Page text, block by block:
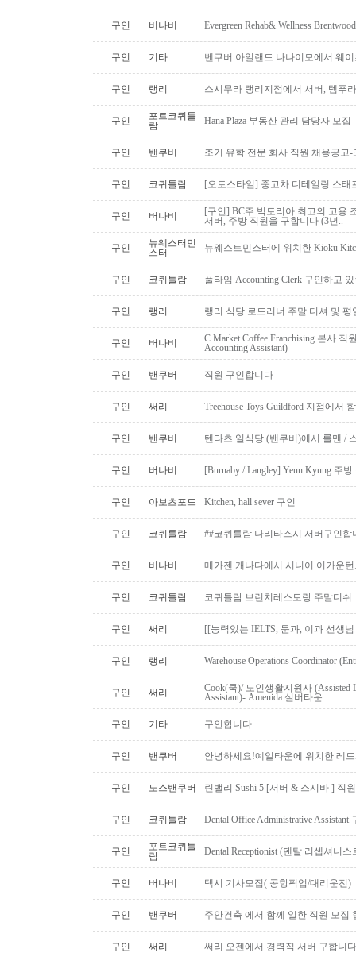
구인 버나비 Evergreen Rehab& Wellness
구인 기타 벤쿠버 아일랜드 나나이모에서 웨
구인 랭리 스시무라 랭리지점에서 서버, 템푸
구인
포트코퀴틀
람
Hana Plaza 부동산 관리 담당자 모집
구인 밴쿠버 조기 유학 전문 회사 직원 채용공고
구인 코퀴틀람 [오토스타일] 중고차 디테일링 스태
구인 버나비
[구인] BC주 빅토리아 최고의 고용
서버, 주방 직원을 구합니다 (3년..
구인
뉴웨스터민
스터
뉴웨스트민스터에 위치한 Kioku
구인 코퀴틀람 풀타임 Accounting Clerk 구인하고
구인 랭리 랭리 식당 로드러너 주말 디셔 및
구인 버나비
C Market Coffee Franchising 본사 직
Accounting Assistant)
구인 밴쿠버 직원 구인합니다
구인 써리 Treehouse Toys Guildford 지점에서
구인 밴쿠버 텐타츠 일식당 (밴쿠버)에서 롤맨 /
구인 버나비 [Burnaby / Langley] Yeun Kyung 주
구인 아보츠포드 Kitchen, hall sever 구인
구인 코퀴틀람 ##코퀴틀람 나리타스시 서버구인합
구인 버나비 메가젠 캐나다에서 시니어 어카운
구인 코퀴틀람 코퀴틀람 브런치레스토랑 주말디쉬
구인 써리 [[능력있는 IELTS, 문과, 이과 선생
구인 랭리 Warehouse Operations Coordinator
구인 써리
Cook(쿡)/ 노인생활지원사 (Assisted
Assistant)- Amenida 실버타운
구인 기타 구인합니다
구인 밴쿠버 안녕하세요!예일타운에 위치한 레
구인 노스밴쿠버 린밸리 Sushi 5 [서버 & 스시바 ] 직
구인 코퀴틀람 Dental Office Administrative Assistant
구인
포트코퀴틀
람
Dental Receptionist (덴탈 리셉셔니
구인 버나비 택시 기사모집( 공항픽업/대리운전)
구인 밴쿠버 주안건축 에서 함께 일한 직원 모집
구인 써리 써리 오젠에서 경력직 서버 구합니다